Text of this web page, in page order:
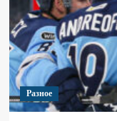
Разное